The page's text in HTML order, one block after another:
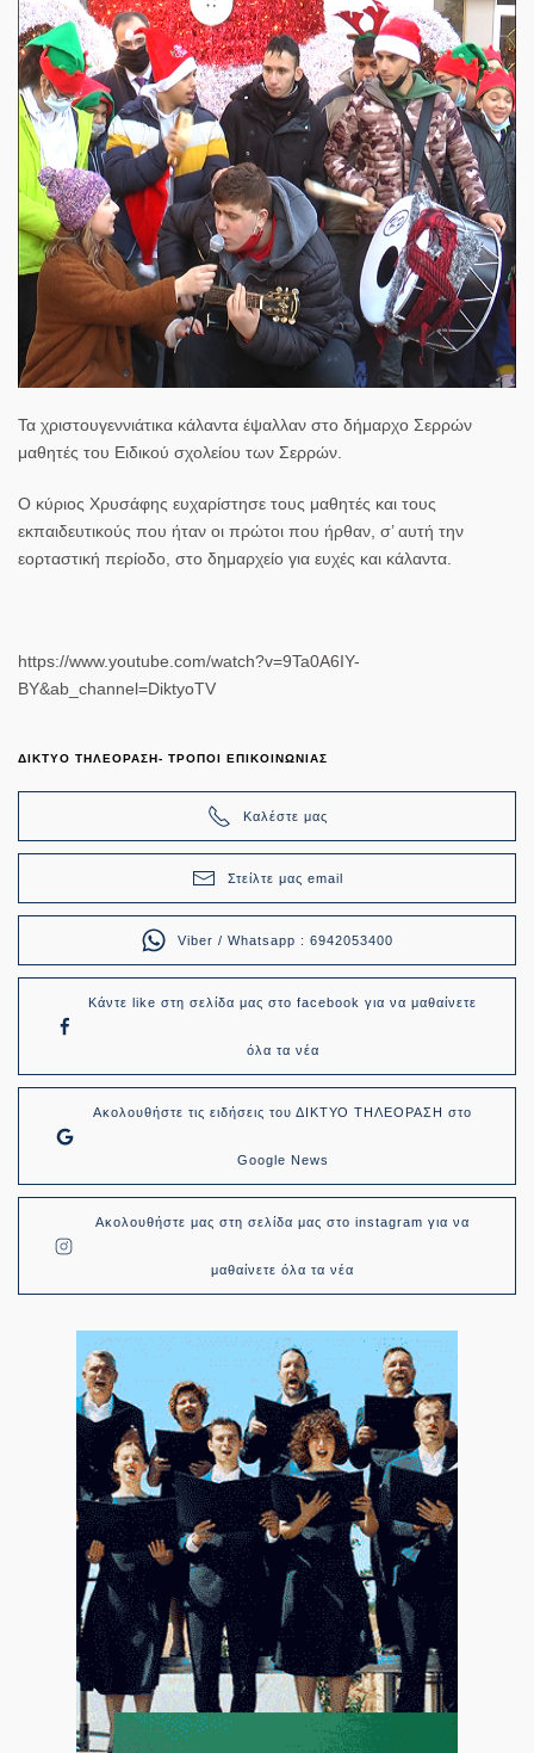
Τα χριστουγεννιάτικα κάλαντα έψαλλαν στο δήμαρχο Σερρών
μαθητές του Ειδικού σχολείου των Σερρών.
Ο κύριος Χρυσάφης ευχαρίστησε τους μαθητές και τους
εκπαιδευτικούς που ήταν οι πρώτοι που ήρθαν, σ’ αυτή την
εορταστική περίοδο, στο δημαρχείο για ευχές και κάλαντα.
https://www.youtube.com/watch?v=9Ta0A6IY-
BY&ab_channel=DiktyoTV
ΔΙΚΤΥΟ ΤΗΛΕΟΡΑΣΗ- ΤΡΟΠΟΙ ΕΠΙΚΟΙΝΩΝΙΑΣ
Καλέστε μας
Στείλτε μας email
Viber / Whatsapp : 6942053400
Κάντε like στη σελίδα μας στο facebook για να μαθαίνετε
όλα τα νέα
Ακολουθήστε τις ειδήσεις του ΔΙΚΤΥΟ ΤΗΛΕΟΡΑΣΗ στο
Google News
Ακολουθήστε μας στη σελίδα μας στο instagram για να
μαθαίνετε όλα τα νέα